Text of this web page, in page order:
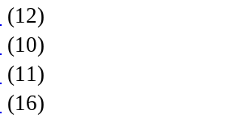
(12)
(10)
(11)
(16)